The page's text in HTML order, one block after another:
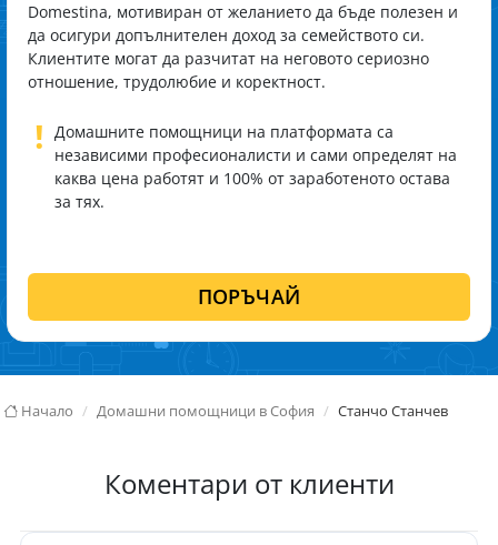
Domestina, мотивиран от желанието да бъде полезен и
да осигури допълнителен доход за семейството си.
Клиентите могат да разчитат на неговото сериозно
отношение, трудолюбие и коректност.
! Домашните помощници на платформата са
независими професионалисти и сами определят на
каква цена работят и 100% от заработеното остава
за тях.
ПОРЪЧАЙ
Начало Домашни помощници в София Станчо Станчев
Коментари от клиенти